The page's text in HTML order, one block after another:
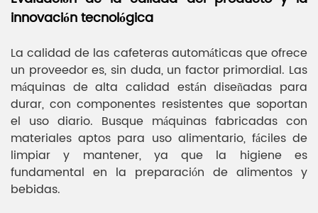
innovación tecnológica
La calidad de las cafeteras automáticas que ofrece
un proveedor es, sin duda, un factor primordial. Las
máquinas de alta calidad están diseñadas para
durar, con componentes resistentes que soportan
el uso diario. Busque máquinas fabricadas con
materiales aptos para uso alimentario, fáciles de
limpiar y mantener, ya que la higiene es
fundamental en la preparación de alimentos y
bebidas.